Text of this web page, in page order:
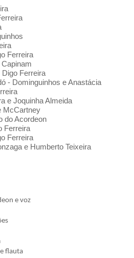
Ferreira
Ferreira
- Dominguinhos e Anastácia
e Joquinha Almeida
McCartney
do Acordeon
Ferreira
Ferreira
e Humberto Teixeira
e voz
flauta